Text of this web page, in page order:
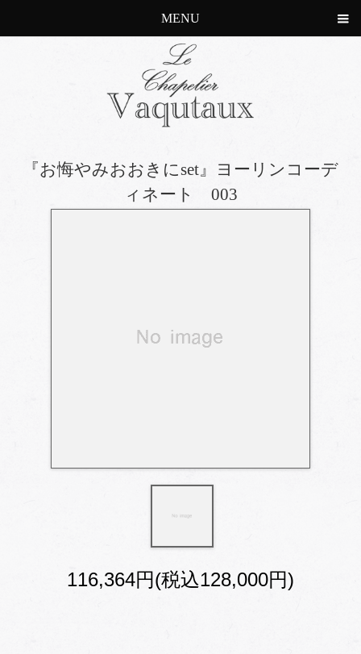
MENU
『お悔やみおおきにset』ヨーリンコーデ
ィネート 003
116,364円(税込128,000円)